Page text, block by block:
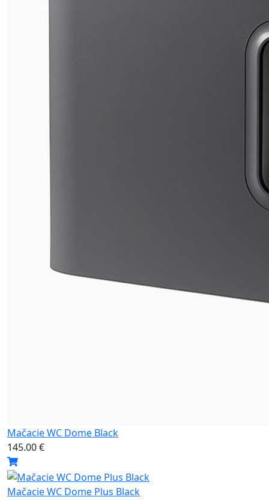
Mačacie WC Dome Black
145.00 €
Mačacie WC Dome Plus Black